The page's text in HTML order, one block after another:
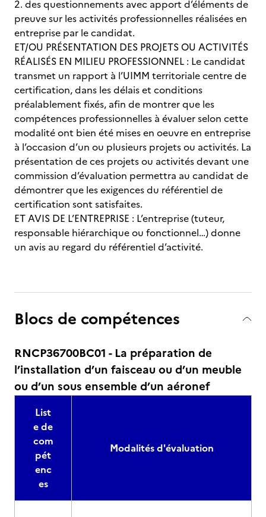
2. des questionnements avec apport d’éléments de
preuve sur les activités professionnelles réalisées en
entreprise par le candidat.
ET/OU PRÉSENTATION DES PROJETS OU ACTIVITÉS
RÉALISÉS EN MILIEU PROFESSIONNEL : Le candidat
transmet un rapport à l’UIMM territoriale centre de
certification, dans les délais et conditions
préalablement fixés, afin de montrer que les
compétences professionnelles à évaluer selon cette
modalité ont bien été mises en oeuvre en entreprise
à l’occasion d’un ou plusieurs projets ou activités. La
présentation de ces projets ou activités devant une
commission d’évaluation permettra au candidat de
démontrer que les exigences du référentiel de
certification sont satisfaites.
ET AVIS DE L’ENTREPRISE : L’entreprise (tuteur,
responsable hiérarchique ou fonctionnel…) donne
un avis au regard du référentiel d’activité.
Blocs de compétences
RNCP36700BC01 - La préparation de
l’installation d’un faisceau ou d’un meuble
ou d’un sous ensemble d’un aéronef
List
e de
com
pét
enc
es
Modalités d'évaluation